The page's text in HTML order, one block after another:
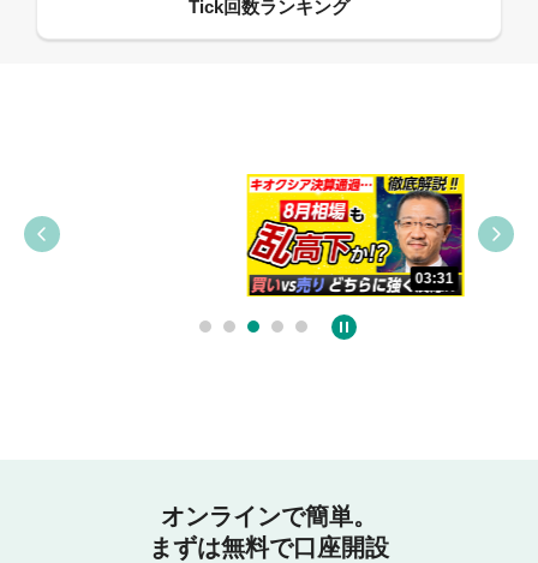
03:31
オンラインで簡単。
まずは無料で口座開設